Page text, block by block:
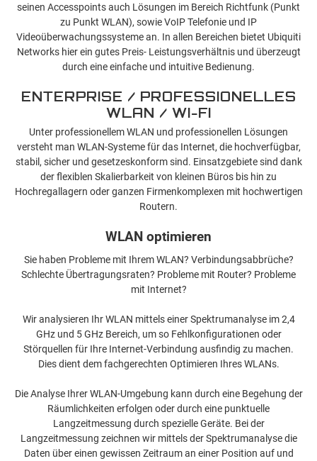
seinen Accesspoints auch Lösungen im Bereich Richtfunk (Punkt
zu Punkt WLAN), sowie VoIP Telefonie und IP
Videoüberwachungssysteme an. In allen Bereichen bietet Ubiquiti
Networks hier ein gutes Preis- Leistungsverhältnis und überzeugt
durch eine einfache und intuitive Bedienung.
ENTERPRISE / PROFESSIONELLES
WLAN / WI-FI
Unter professionellem WLAN und professionellen Lösungen
versteht man WLAN-Systeme für das Internet, die hochverfügbar,
stabil, sicher und gesetzeskonform sind. Einsatzgebiete sind dank
der flexiblen Skalierbarkeit von kleinen Büros bis hin zu
Hochregallagern oder ganzen Firmenkomplexen mit hochwertigen
Routern.
WLAN optimieren
Sie haben Probleme mit Ihrem WLAN? Verbindungsabbrüche?
Schlechte Übertragungsraten? Probleme mit Router? Probleme
mit Internet?
Wir analysieren Ihr WLAN mittels einer Spektrumanalyse im 2,4
GHz und 5 GHz Bereich, um so Fehlkonfigurationen oder
Störquellen für Ihre Internet-Verbindung ausfindig zu machen.
Dies dient dem fachgerechten Optimieren Ihres WLANs.
Die Analyse Ihrer WLAN-Umgebung kann durch eine Begehung der
Räumlichkeiten erfolgen oder durch eine punktuelle
Langzeitmessung durch spezielle Geräte. Bei der
Langzeitmessung zeichnen wir mittels der Spektrumanalyse die
Daten über einen gewissen Zeitraum an einer Position auf und